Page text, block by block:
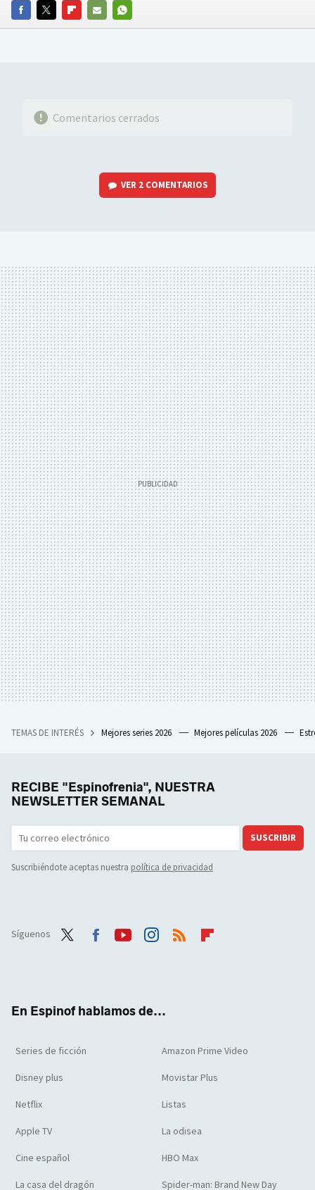
FACEBOOKTWITTERFLIPBOARD
E-
WHATSAPP
Comentarios cerrados
VER 2 COMENTARIOS
TEMAS DE INTERÉS Mejores series 2026 Mejores películas 2026
RECIBE "Espinofrenia", NUESTRA
NEWSLETTER SEMANAL
SUSCRIBIR
Suscribiéndote aceptas nuestra política de privacidad
Síguenos
En Espinof hablamos de...
Series de ficción Amazon Prime Video
Disney plus Movistar Plus
Netflix Listas
Apple TV La odisea
Cine español HBO Max
La casa del dragón Spider-man: Brand New Day